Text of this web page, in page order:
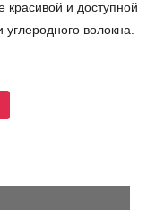
красивой и доступной
углеродного волокна.